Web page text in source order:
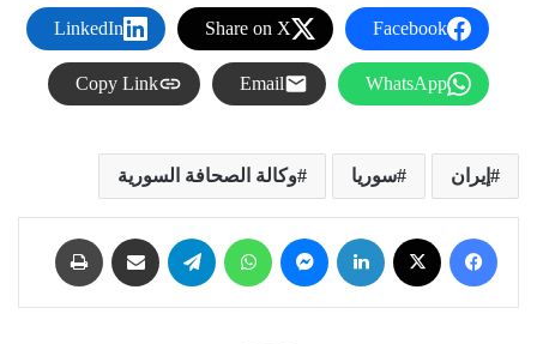
Facebook
Share on X
LinkedIn
WhatsApp
Email
Copy Link
إيران سوريا وكالة الصحافة السورية
فيسبوك لينكدإن ماسنجر واتساب تيلقرام مشاركة عبر البريد